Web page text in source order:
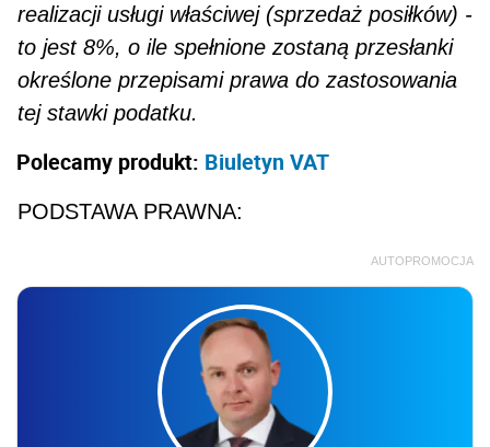
realizacji usługi właściwej (sprzedaż posiłków) -
to jest 8%, o ile spełnione zostaną przesłanki
określone przepisa­mi prawa do zastosowania
tej stawki podatku.
Polecamy produkt: Biuletyn VAT
PODSTAWA PRAWNA:
AUTOPROMOCJA